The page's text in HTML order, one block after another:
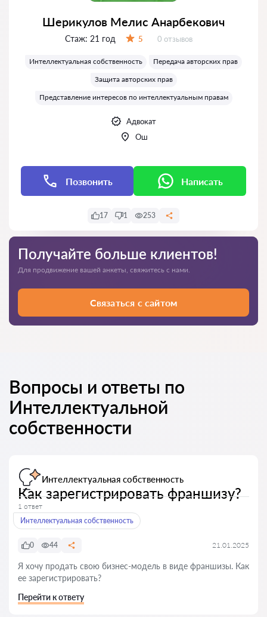
Шерикулов Мелис Анарбекович
Стаж: 21 год 5 Отзывов:
0 отзывов
Интеллектуальная собственность
Передача авторских прав
Защита авторских прав
Представление интересов по интеллектуальным правам
Адвокат
Ош
Позвонить Написать
17 1 253
Получайте больше клиентов!
Для продвижение вашей анкеты, свяжитесь с нами.
Связаться с сайтом
Вопросы и ответы по
Интеллектуальной
собственности
Интеллектуальная собственность
Как зарегистрировать франшизу?
1 ответ
Интеллектуальная собственность
0 44 21.01.2025
Я хочу продать свою бизнес-модель в виде франшизы. Как
ее зарегистрировать?
Перейти к ответу